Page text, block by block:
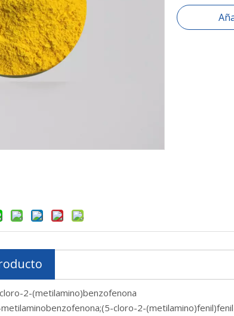
2-(metilamino)benzofenona
cloro-2-